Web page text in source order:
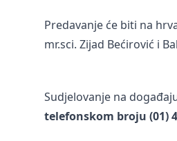
Predavanje će biti na
mr.sci. Zijad Bećirović i
Sudjelovanje na
telefonskom broju (01)